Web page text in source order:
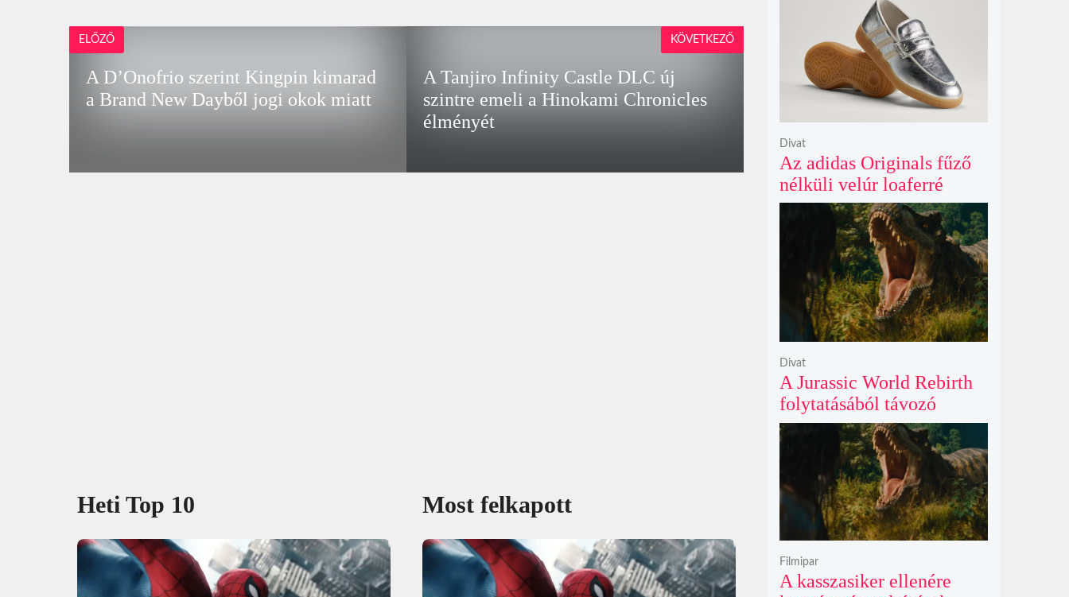
ELŐZŐ
A D’Onofrio szerint Kingpin kimarad
a Brand New Dayből jogi okok miatt
A Tanjiro Infinity Castle DLC új
szintre emeli a Hinokami Chronicles
élményét
KÖVETKEZŐ
Heti Top 10 Most felkapott
Fincher Squid Game
Az adidas Originals fűző
nélküli velúr loaferré
alakította a legendás
Handball Spezial modellt
Divat
A Jurassic World Rebirth
folytatásából távozó
Gareth Edwards mögött
kreatív ellentétek és AI-
vita is állhat
Divat
A kasszasiker ellenére
Filmipar